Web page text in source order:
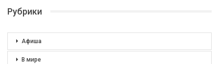
Рубрики
Афиша
В мире